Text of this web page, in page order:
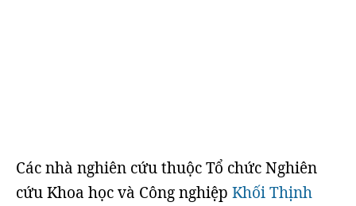
Các nhà nghiên cứu thuộc Tổ chức Nghiên
cứu Khoa học và Công nghiệp Khối Thịnh